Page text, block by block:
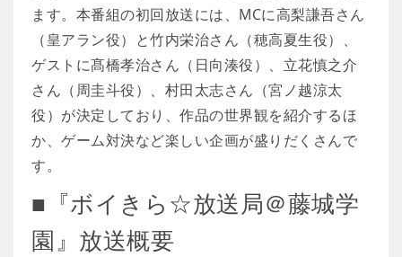
ます。本番組の初回放送には、MCに高梨謙吾さん
（皇アラン役）と竹内栄治さん（穂高夏生役）、
ゲストに髙橋孝治さん（日向湊役）、立花慎之介
さん（周圭斗役）、村田太志さん（宮ノ越涼太
役）が決定しており、作品の世界観を紹介するほ
か、ゲーム対決など楽しい企画が盛りだくさんで
す。
■『ボイきら☆放送局＠藤城学
園』放送概要